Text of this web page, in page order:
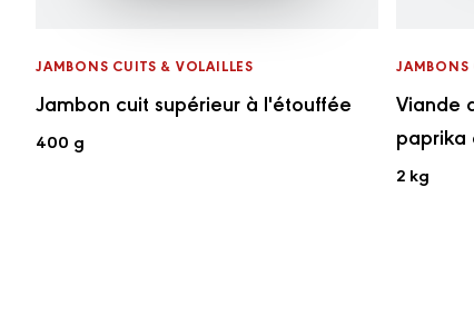
JAMBONS CUITS & VOLAILLES
Jambon cuit supérieur à l'étouffée
400 g
JAMBONS
Viande
paprika
2 kg